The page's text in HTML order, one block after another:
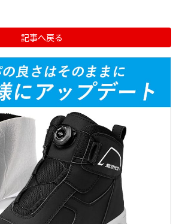
記事へ戻る